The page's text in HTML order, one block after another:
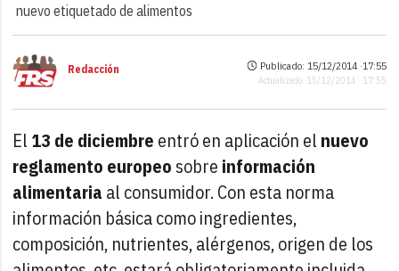
nuevo etiquetado de alimentos
Redacción Publicado: 15/12/2014 ·17:55
Actualizado: 15/12/2014 · 17:55
El 13 de diciembre entró en aplicación el nuevo
reglamento europeo sobre información
alimentaria al consumidor. Con esta norma
información básica como ingredientes,
composición, nutrientes, alérgenos, origen de los